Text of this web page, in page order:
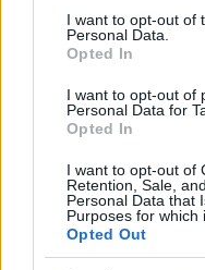
consent section.
I want to opt-out of
Personal Data.
Opted In
I want to opt-out of
Personal Data for
Opted In
I want to opt-out of
Retention, Sale,
Personal Data that
Purposes for which
Opted Out